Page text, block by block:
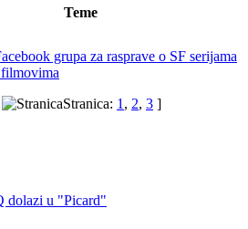
Teme
grupa za rasprave o SF serijama
Stranica: 1 , 2, 3 ]
dolazi u "Picard"